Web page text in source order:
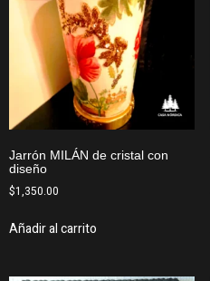
Jarrón MILÁN de cristal con
diseño
$1,350.00
Añadir al carrito